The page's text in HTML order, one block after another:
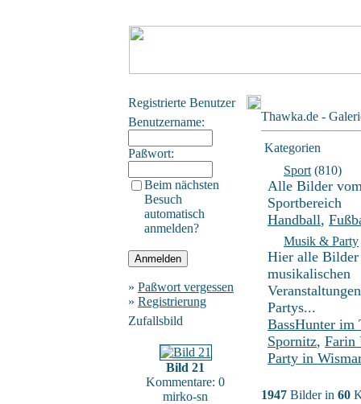
Registrierte Benutzer
Benutzername:
Paßwort:
Beim nächsten
Besuch
automatisch
anmelden?
» Paßwort vergessen
» Registrierung
Zufallsbild
Bild 21
Kommentare: 0
mirko-sn
Thawka.de -
Kategorien
Sport (810)
Alle Bilder
Sportbereich
Handball,
Musik & Party
Hier alle
musikalischen
Partys...
BassHunter im
Spornitz, Farin
Party in
1947 Bilder in 60